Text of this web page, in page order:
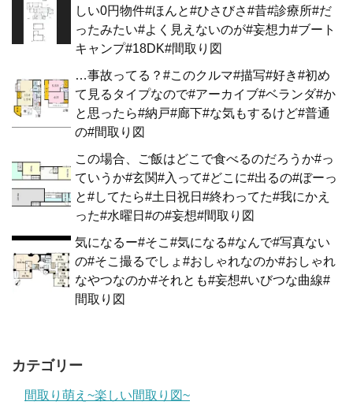
しい0円物件#ほんと#ひさびさ#昔#診療所#だ
ったみたい#よく見えないのが#妄想力#ブート
キャンプ#18DK#間取り図
…事故ってる？#このクルマ#描写#好き#初め
て見るタイプなので#アーカイブ#ベランダ#か
と思ったら#納戸#廊下#な気もするけど#普通
の#間取り図
この場合、ご飯はどこで食べるのだろうか#っ
ていうか#玄関#入って#どこに#出るの#ぼーっ
と#してたら#土日祝日#終わってた#我にかえ
った#水曜日#の#妄想#間取り図
気になるー#そこ#気になる#なんで#写真ない
の#そこ撮るでしょ#おしゃれなのか#おしゃれ
なやつなのか#それとも#妄想#いびつな曲線#
間取り図
カテゴリー
間取り萌え~楽しい間取り図~